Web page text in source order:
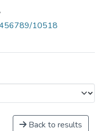
10518
Back to results